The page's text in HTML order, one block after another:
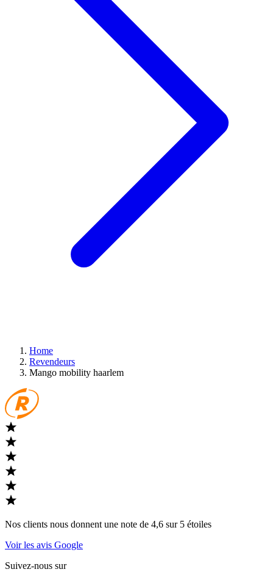
Home
Revendeurs
Mango mobility haarlem
Nos clients nous donnent une note de 4,6 sur 5 étoiles
Voir les avis Google
Suivez-nous sur